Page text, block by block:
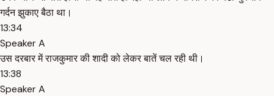
गर्दन झुकाए बैठा था।
13:34
Speaker A
उस दरबार में राजकुमार की शादी को लेकर बातें चल रही थी।
13:38
Speaker A